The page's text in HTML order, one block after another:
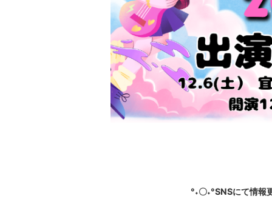
°˖〇˖°SNSにて情報